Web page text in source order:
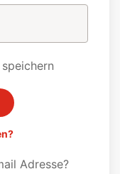
Adresse?